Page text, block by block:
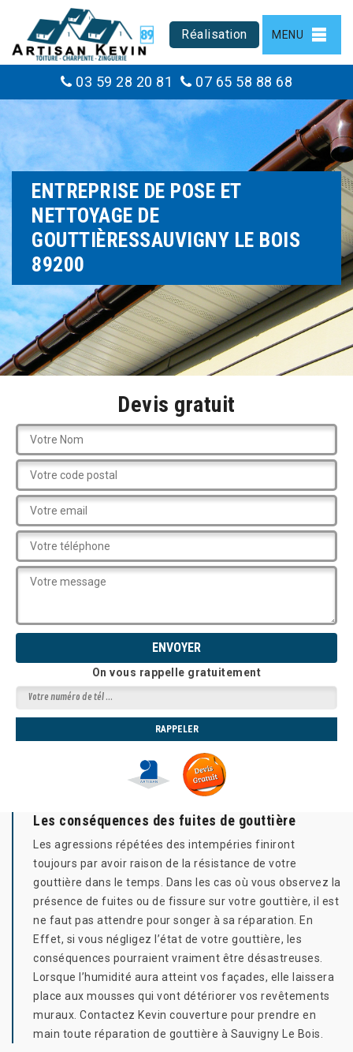
Réalisation MENU
03 59 28 20 81 07 65 58 88 68
ENTREPRISE DE POSE ET
NETTOYAGE DE
GOUTTIÈRESSAUVIGNY LE BOIS
89200
Devis gratuit
On vous rappelle gratuitement
Les conséquences des fuites de gouttière
Les agressions répétées des intempéries finiront
toujours par avoir raison de la résistance de votre
gouttière dans le temps. Dans les cas où vous observez la
présence de fuites ou de fissure sur votre gouttière, il est
ne faut pas attendre pour songer à sa réparation. En
Effet, si vous négligez l’état de votre gouttière, les
conséquences pourraient vraiment être désastreuses.
Lorsque l’humidité aura atteint vos façades, elle laissera
place aux mousses qui vont détériorer vos revêtements
muraux. Contactez Kevin couverture pour prendre en
main toute réparation de gouttière à Sauvigny Le Bois.